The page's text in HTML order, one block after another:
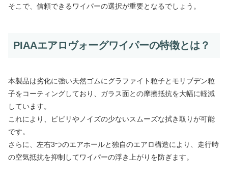
そこで、信頼できるワイパーの選択が重要となるでしょう。
PIAAエアロヴォーグワイパーの特徴とは？
本製品は劣化に強い天然ゴムにグラファイト粒子とモリブデン粒
子をコーティングしており、ガラス面との摩擦抵抗を大幅に軽減
しています。
これにより、ビビリやノイズの少ないスムーズな拭き取りが可能
です。
さらに、左右3つのエアホールと独自のエアロ構造により、走行時
の空気抵抗を抑制してワイパーの浮き上がりを防ぎます。